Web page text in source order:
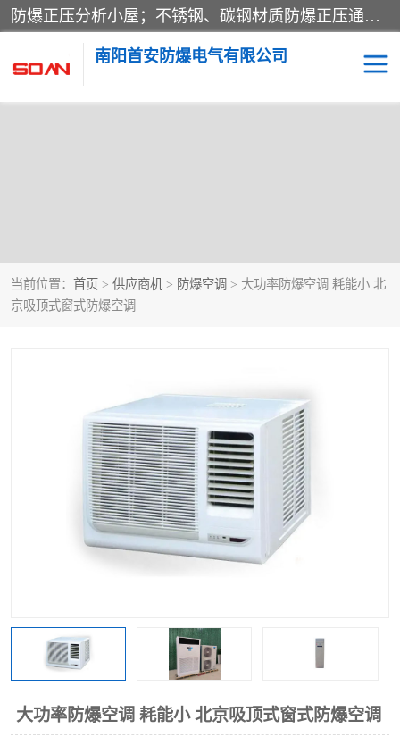
防爆正压分析小屋；不锈钢、碳钢材质防爆正压通风柜，分上下、左右、外挂三种款式；立式、挂式防爆配电柜体；不锈钢、碳钢防爆变频、磁力、星三角启动器；不锈钢、碳钢、铸铝防爆控制箱柜；可操作按键、多块式防爆仪表箱；多材质防爆接线箱；台式防爆电脑、防爆监视器。产品适配石油、化工、煤炭、电力、纺织、酿酒、航天、铁路、冶金、船舶、消防、市政等多行业工况使用。
南阳首安防爆电气有限公司
当前位置： 首页 > 供应商机 > 防爆空调 > 大功率防爆空调 耗能小 北
京吸顶式窗式防爆空调
大功率防爆空调 耗能小 北京吸顶式窗式防爆空调